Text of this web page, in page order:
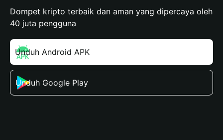
Dompet kripto terbaik dan aman yang dipercaya oleh
40 juta pengguna
Unduh Android APK
Unduh Google Play